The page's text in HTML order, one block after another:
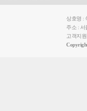
상호명 :
주소 :
고객지